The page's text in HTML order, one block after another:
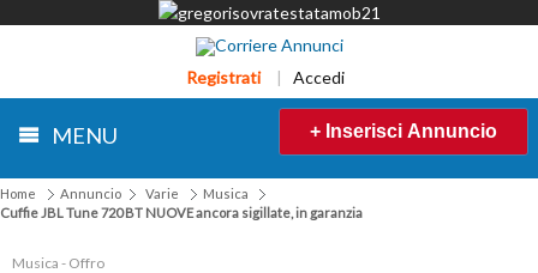
Registrati | Accedi
MENU + Inserisci Annuncio
Home Annuncio Varie
Musica
Cuffie JBL Tune 720 BT NUOVE ancora sigillate, in garanzia
Musica - Offro